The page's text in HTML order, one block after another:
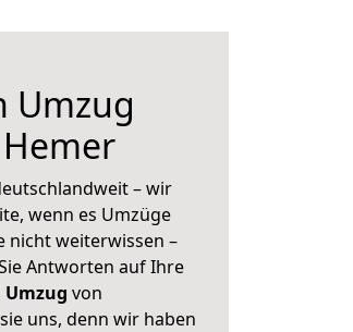
Umzug
– wir
wenn es Umzüge
nicht weiterwissen –
Antworten auf Ihre
von
uns, denn wir haben